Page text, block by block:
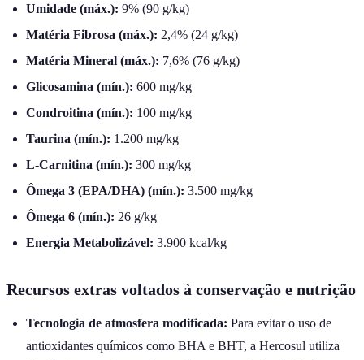
Umidade (máx.): 9% (90 g/kg)
Matéria Fibrosa (máx.): 2,4% (24 g/kg)
Matéria Mineral (máx.): 7,6% (76 g/kg)
Glicosamina (mín.): 600 mg/kg
Condroitina (mín.): 100 mg/kg
Taurina (mín.): 1.200 mg/kg
L-Carnitina (mín.): 300 mg/kg
Ômega 3 (EPA/DHA) (mín.): 3.500 mg/kg
Ômega 6 (mín.): 26 g/kg
Energia Metabolizável: 3.900 kcal/kg
Recursos extras voltados à conservação e nutrição
Tecnologia de atmosfera modificada: Para evitar o uso de
antioxidantes químicos como BHA e BHT, a Hercosul utiliza